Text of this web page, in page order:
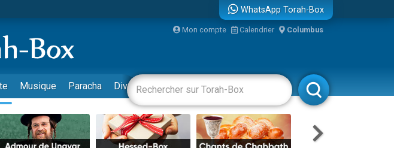
vacances aux Orphelins
ans, dans un appartement insalubre
jambe de Yohan
WhatsApp Torah-Box
Mon compte Calendrier Columbus
Musique Paracha Divertissements Livres Rabbanim